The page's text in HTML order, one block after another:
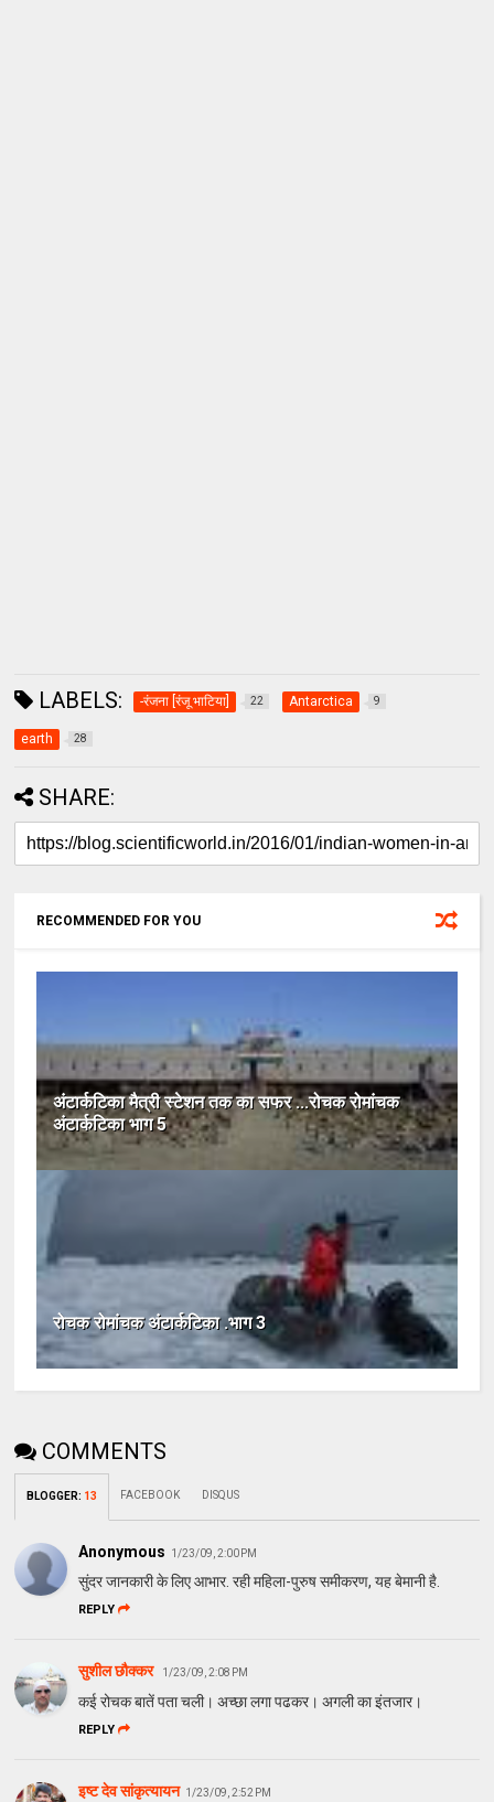
LABELS: -रंजना [रंजू भाटिया] 22 Antarctica 9
earth 28
SHARE:
RECOMMENDED FOR YOU
अंटार्कटिका मैत्री स्टेशन तक का सफर ...रोचक रोमांचक
अंटार्कटिका भाग 5
रोचक रोमांचक अंटार्कटिका .भाग 3
COMMENTS
BLOGGER: 13 FACEBOOK DISQUS
Anonymous 1/23/09, 2:00 PM
सुंदर जानकारी के लिए आभार. रही महिला-पुरुष समीकरण, यह बेमानी है.
REPLY
सुशील छौक्कर 1/23/09, 2:08 PM
कई रोचक बातें पता चली। अच्छा लगा पढकर। अगली का इंतजार।
REPLY
इष्ट देव सांकृत्यायन 1/23/09, 2:52 PM